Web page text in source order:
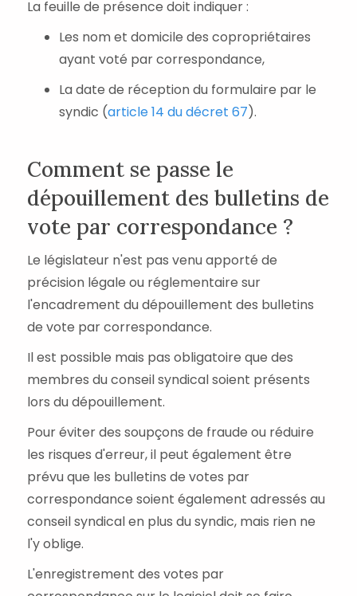
La feuille de présence doit indiquer :
Les nom et domicile des copropriétaires
ayant voté par correspondance,
La date de réception du formulaire par le
syndic (article 14 du décret 67).
Comment se passe le
dépouillement des bulletins de
vote par correspondance ?
Le législateur n'est pas venu apporté de
précision légale ou réglementaire sur
l'encadrement du dépouillement des bulletins
de vote par correspondance.
Il est possible mais pas obligatoire que des
membres du conseil syndical soient présents
lors du dépouillement.
Pour éviter des soupçons de fraude ou réduire
les risques d'erreur, il peut également être
prévu que les bulletins de votes par
correspondance soient également adressés au
conseil syndical en plus du syndic, mais rien ne
l'y oblige.
L'enregistrement des votes par